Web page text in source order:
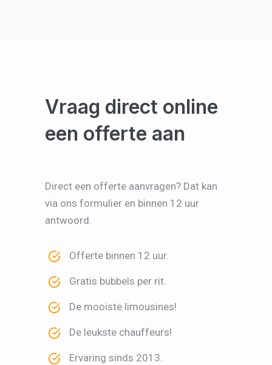
Vraag direct online
een offerte aan
Direct een offerte aanvragen? Dat kan
via ons formulier en binnen 12 uur
antwoord.
Offerte binnen 12 uur.
Gratis bubbels per rit.
De mooiste limousines!
De leukste chauffeurs!
Ervaring sinds 2013.